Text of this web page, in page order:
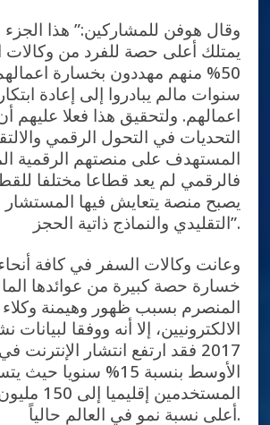
وقال هوفن للمشاركين:” هذا الجزء
يمتلك أعلى حصة للفرد من وكالات
50% منهم مهددون بخسارة
سنوات مالم يبادروا إلى إعادة
اعمالهم. ولتحقيق هذا فعلا عليهم
التحديات في التحول الرقمي
المستهدف على منصتهم الرقمية
فالرقمي لم يعد قطاعا مختلفا
يصبح منصة يتعايش فيها
التقليدي والنماذج ذاتية الحجز”.
وعانت وكالات السفر في كافة
خسارة حصة كبيرة من عوائدها
المنصرم بسبب ظهور وهيمنة وكلاء
الالكترونيين، إلا أنه ووفقا
2017 فقد ارتفع انتشار
الأوسط بنسبة 15% سنويا
المستخدمين
أعلى نسبة نمو في العالم حالياً.